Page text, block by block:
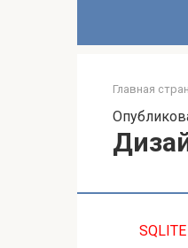
Главная